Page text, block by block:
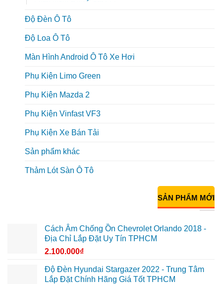
Độ Đèn Ô Tô
Độ Loa Ô Tô
Màn Hình Android Ô Tô Xe Hơi
Phụ Kiện Limo Green
Phụ Kiện Mazda 2
Phụ Kiện Vinfast VF3
Phụ Kiện Xe Bán Tải
Sản phẩm khác
Thảm Lót Sàn Ô Tô
SẢN PHẨM MỚI
Cách Âm Chống Ồn Chevrolet Orlando 2018 -
Địa Chỉ Lắp Đặt Uy Tín TPHCM
2.100.000₫
Độ Đèn Hyundai Stargazer 2022 - Trung Tâm
Lắp Đặt Chính Hãng Giá Tốt TPHCM